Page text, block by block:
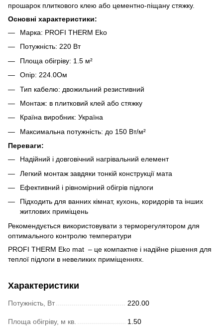
прошарок плиткового клею або цементно-піщану стяжку.
Основні характеристики:
Марка: PROFI THERM Eko
Потужність: 220 Вт
Площа обігріву: 1.5 м²
Опір: 224.0Ом
Тип кабелю: двожильний резистивний
Монтаж: в плитковий клей або стяжку
Країна виробник: Україна
Максимальна потужність: до 150 Вт/м²
Переваги:
Надійний і довговічний нагрівальний елемент
Легкий монтаж завдяки тонкій конструкції мата
Ефективний і рівномірний обігрів підлоги
Підходить для ванних кімнат, кухонь, коридорів та інших
житлових приміщень
Рекомендується використовувати з терморегулятором для
оптимального контролю температури
PROFI THERM Eko mat – це компактне і надійне рішення для
теплої підлоги в невеликих приміщеннях.
Характеристики
Потужність, Вт 220.00
Площа обігріву, м кв. 1.50